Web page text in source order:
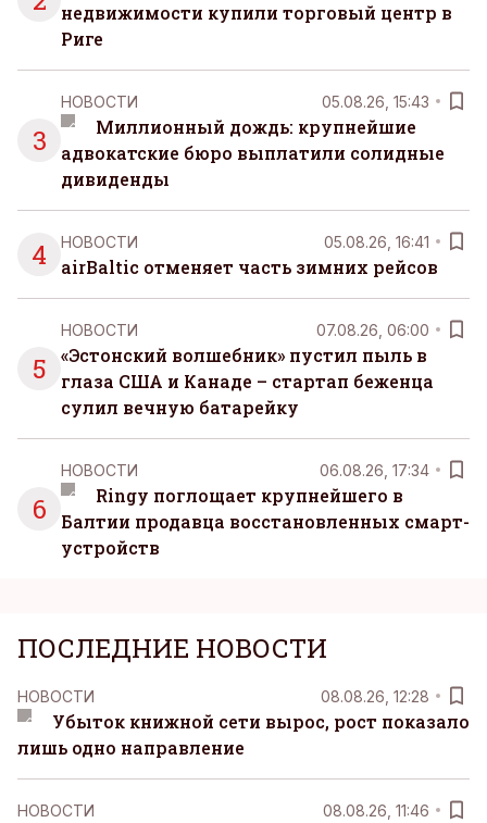
недвижимости купили торговый центр в
Риге
3
НОВОСТИ 05.08.26, 15:43
Миллионный дождь: крупнейшие
адвокатские бюро выплатили солидные
дивиденды
4 НОВОСТИ 05.08.26, 16:41
airBaltic отменяет часть зимних рейсов
5
НОВОСТИ 07.08.26, 06:00
«Эстонский волшебник» пустил пыль в
глаза США и Канаде – стартап беженца
сулил вечную батарейку
6
НОВОСТИ 06.08.26, 17:34
Ringy поглощает крупнейшего в
Балтии продавца восстановленных смарт-
устройств
ПОСЛЕДНИЕ НОВОСТИ
НОВОСТИ 08.08.26, 12:28
Убыток книжной сети вырос, рост показало
лишь одно направление
НОВОСТИ 08.08.26, 11:46